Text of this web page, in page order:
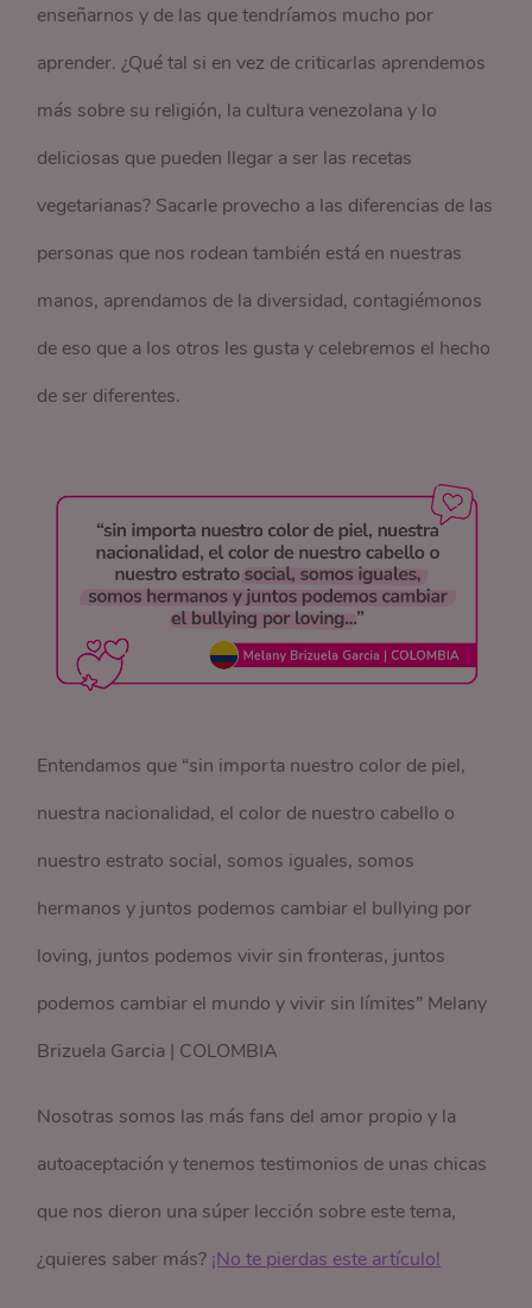
enseñarnos y de las que tendríamos mucho por
aprender. ¿Qué tal si en vez de criticarlas aprendemos
más sobre su religión, la cultura venezolana y lo
deliciosas que pueden llegar a ser las recetas
vegetarianas? Sacarle provecho a las diferencias de las
personas que nos rodean también está en nuestras
manos, aprendamos de la diversidad, contagiémonos
de eso que a los otros les gusta y celebremos el hecho
de ser diferentes.
Entendamos que “sin importa nuestro color de piel,
nuestra nacionalidad, el color de nuestro cabello o
nuestro estrato social, somos iguales, somos
hermanos y juntos podemos cambiar el bullying por
loving, juntos podemos vivir sin fronteras, juntos
podemos cambiar el mundo y vivir sin límites” Melany
Brizuela Garcia | COLOMBIA
Nosotras somos las más fans del amor propio y la
autoaceptación y tenemos testimonios de unas chicas
que nos dieron una súper lección sobre este tema,
¿quieres saber más? ¡No te pierdas este artículo!